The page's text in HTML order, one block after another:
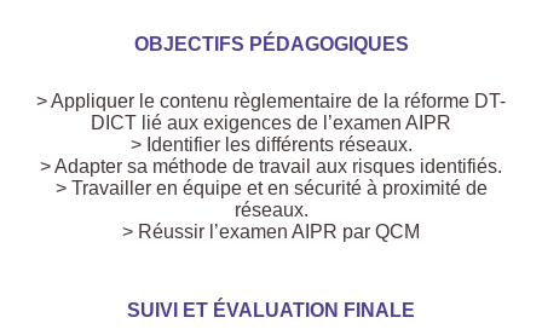
OBJECTIFS PÉDAGOGIQUES
> Appliquer le contenu règlementaire de la réforme DT-
DICT lié aux exigences de l’examen AIPR
> Identifier les différents réseaux.
> Adapter sa méthode de travail aux risques identifiés.
> Travailler en équipe et en sécurité à proximité de
réseaux.
> Réussir l’examen AIPR par QCM
SUIVI ET ÉVALUATION FINALE